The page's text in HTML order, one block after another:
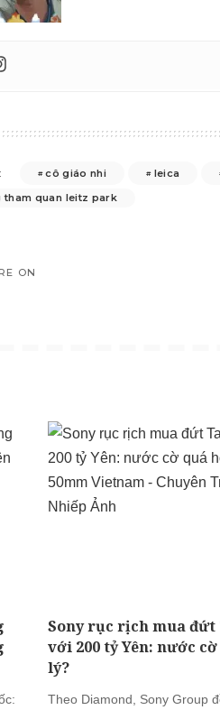
cô giáo nhi leica
tham quan leitz park
ON
Sony rục rịch mua
với 200 tỷ Yên: nước
lý?
Theo Diamond, Sony Group